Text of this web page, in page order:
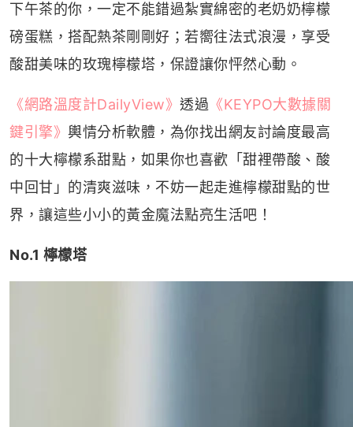
下午茶的你，一定不能錯過紮實綿密的老奶奶檸檬
磅蛋糕，搭配熱茶剛剛好；若嚮往法式浪漫，享受
酸甜美味的玫瑰檸檬塔，保證讓你怦然心動。
《網路溫度計DailyView》 透過 《KEYPO大數據關
鍵引擎》 輿情分析軟體，為你找出網友討論度最高
的十大檸檬系甜點，如果你也喜歡「甜裡帶酸、酸
中回甘」的清爽滋味，不妨一起走進檸檬甜點的世
界，讓這些小小的黃金魔法點亮生活吧！
No.1 檸檬塔